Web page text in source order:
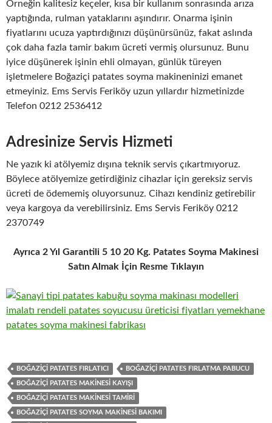
Örneğin kalitesiz keçeler, kısa bir kullanım sonrasında arıza
yaptığında, rulman yataklarını aşındırır. Onarma işinin
fiyatlarını ucuza yaptırdığınızı düşünürsünüz, fakat aslında
çok daha fazla tamir bakım ücreti vermiş olursunuz. Bunu
iyice düşünerek işinin ehli olmayan, günlük türeyen
işletmelere Boğaziçi patates soyma makineninizi emanet
etmeyiniz. Ems Servis Feriköy uzun yıllardır hizmetinizde
Telefon 0212 2536412
Adresinize Servis Hizmeti
Ne yazık ki atölyemiz dışına teknik servis çıkartmıyoruz.
Böylece atölyemize getirdiğiniz cihazlar için gereksiz servis
ücreti de ödememiş oluyorsunuz. Cihazı kendiniz getirebilir
veya kargoya da verebilirsiniz. Ems Servis Feriköy 0212
2370749
Ayrıca 2 Yıl Garantili 5 10 20 Kg. Patates Soyma Makinesi
Satın Almak İçin Resme Tıklayın
BOĞAZIÇI PATATES FIRLATICI BOĞAZIÇI PATATES FIRLATMA PABUCU
BOĞAZIÇI PATATES MAKINESI KAYIŞI
BOĞAZIÇI PATATES MAKINESI TAMIRI
BOĞAZIÇI PATATES SOYMA MAKINESI BAKIMI